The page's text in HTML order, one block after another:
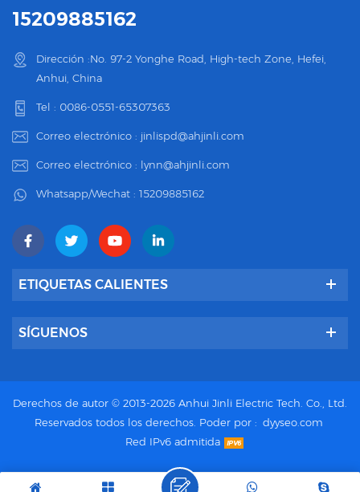
15209885162
Dirección :No. 97-2 Yonghe Road, High-tech Zone, Hefei,
Anhui, China
Tel : 0086-0551-65307363
Correo electrónico : jinlispd@ahjinli.com
Correo electrónico : lynn@ahjinli.com
Whatsapp/Wechat : 15209885162
ETIQUETAS CALIENTES
SÍGUENOS
Derechos de autor © 2013-2026 Anhui Jinli Electric Tech. Co., Ltd.
Reservados todos los derechos. Poder por : dyyseo.com
Red IPv6 admitida